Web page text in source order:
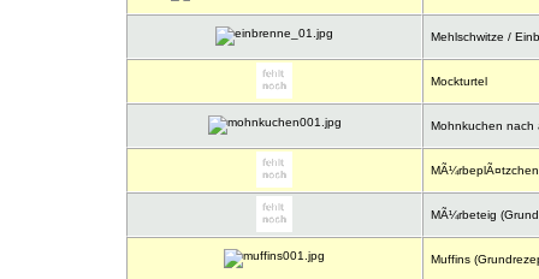
Mehlschwitze /
Mockturtel
Mohnkuchen nach
MÃ¼rbeplÃ¤tzchen
MÃ¼rbeteig
Muffins